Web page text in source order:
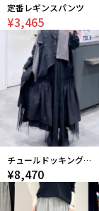
定番レギンスパンツ
¥3,465
チュールドッキングギャザースカート
¥8,470